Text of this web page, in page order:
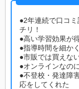
●2年連続で口コ
チリ！
●高い学習効果が
●指導時間を細か
●市販では買えな
●オンラインなの
●不登校・発達障
応をしてくれた